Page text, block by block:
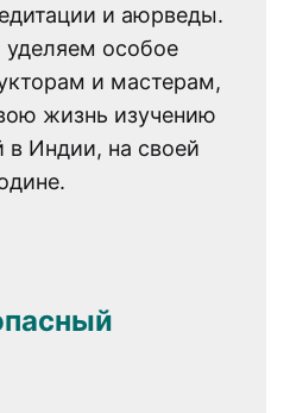
и аюрведы.
особое
и мастерам,
жизнь изучению
в Индии, на своей